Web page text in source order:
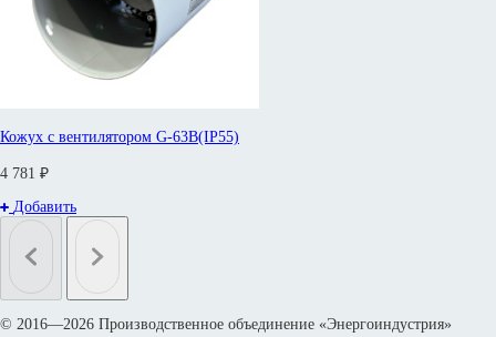
Кожух с вентилятором G-63B(IP55)
4 781 ₽
Добавить
© 2016—2026 Производственное объединение «Энергоиндустрия»